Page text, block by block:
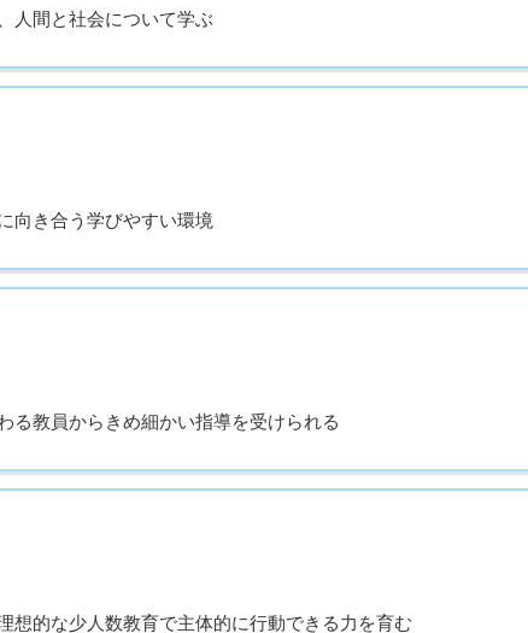
人間と社会について学ぶ
向き合う学びやすい環境
る教員からきめ細かい指導を受けられる
想的な少人数教育で主体的に行動できる力を育む